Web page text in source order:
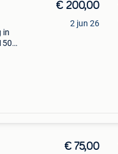
in
€ 200,00
2 jun 26
€ 75,00